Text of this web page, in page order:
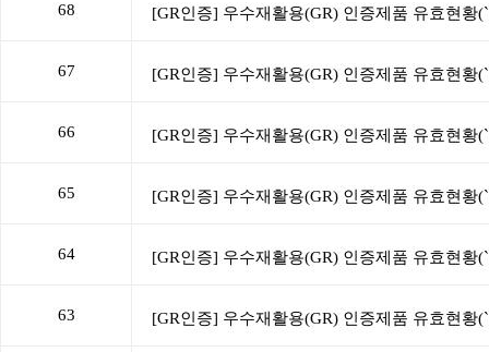
68
67
66
65
64
63